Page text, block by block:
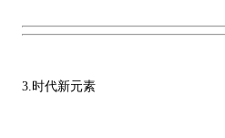
3.时代新元素